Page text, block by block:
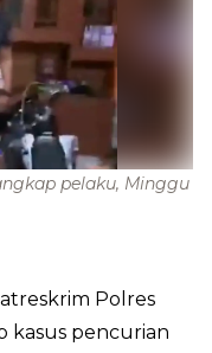
pelaku, Minggu
Polres
kasus pencurian